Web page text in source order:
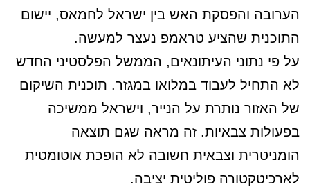
הערובה והפסקת האש בין ישראל לחמאס, יישום
התוכנית שהציע טראמפ נעצר למעשה.
על פי נתוני העיתונאים, הממשל הפלסטיני החדש
לא התחיל לעבוד במלואו במגזר. תוכנית השיקום
של האזור נותרת על הנייר, וישראל ממשיכה
בפעולות צבאיות. זה מראה שגם תוצאה
הומניטרית וצבאית חשובה לא הופכת אוטומטית
לארכיטקטורה פוליטית יציבה.